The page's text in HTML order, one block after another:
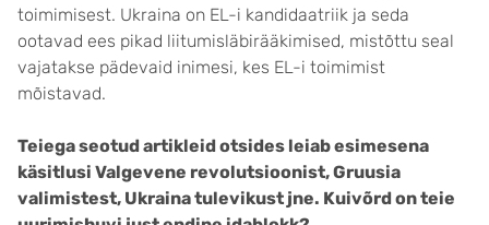
toimimisest. Ukraina on EL-i kandidaatriik ja seda
ootavad ees pikad liitumisläbirääkimised, mistõttu seal
vajatakse pädevaid inimesi, kes EL-i toimimist
mõistavad.
Teiega seotud artikleid otsides leiab esimesena
käsitlusi Valgevene revolutsioonist, Gruusia
valimistest, Ukraina tulevikust jne. Kuivõrd on teie